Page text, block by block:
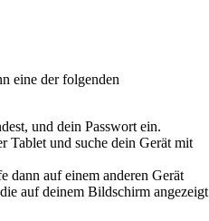
eine der folgenden
und dein Passwort ein.
Tablet und suche dein Gerät mit
dann auf einem anderen Gerät
auf deinem Bildschirm angezeigt